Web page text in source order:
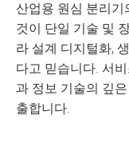
산업용 원심 분리기
것이 단일 기술 및
라 설계 디지털화,
다고 믿습니다. 서
과 정보 기술의 깊
출합니다.